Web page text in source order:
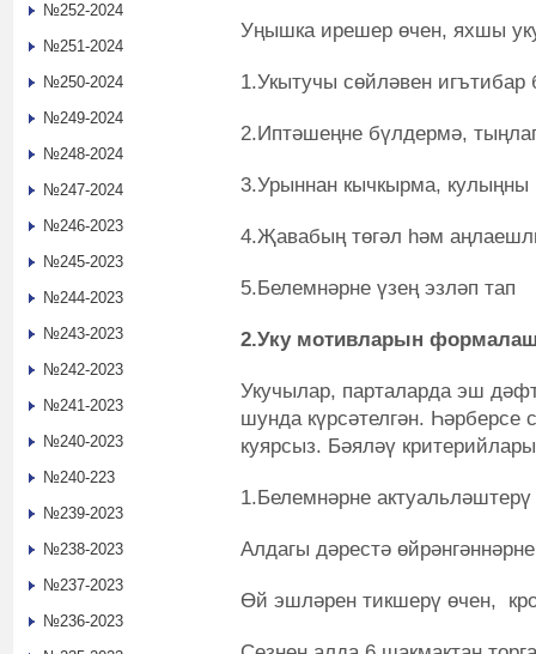
Уңышка ирешер өчен, яхшы
1.Укытучы сөйләвен игътибар
2.Иптәшеңне бүлдермә,
3.Урыннан кычкырма, кулыңны
4.Җавабың төгәл һәм
5.Белемнәрне үзең эзләп тап
2.Уку мотивларын
Укучылар, парталарда эш
шунда күрсәтелгән. Һәрберсе
куярсыз. Бәяләү
1.Белемнәрне актуальләштерү
Алдагы дәрестә
Өй эшләрен тикшерү өчен,
№252-2024
№251-2024
№250-2024
№249-2024
№248-2024
№247-2024
№246-2023
№245-2023
№244-2023
№243-2023
№242-2023
№241-2023
№240-2023
№240-223
№239-2023
№238-2023
№237-2023
№236-2023